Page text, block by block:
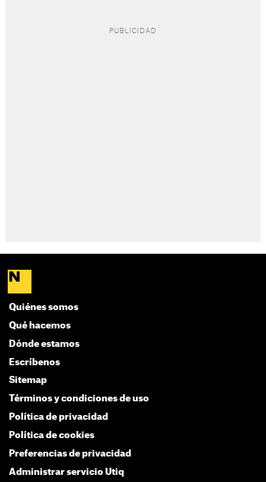
Quiénes somos
Qué hacemos
Dónde estamos
Escríbenos
Sitemap
Términos y condiciones de uso
Política de privacidad
Política de cookies
Preferencias de privacidad
Administrar servicio Utiq